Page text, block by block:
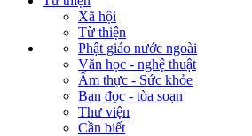
Xã hội
Từ thiện
Phật giáo nước ngoài
Văn học - nghệ thuật
Ẩm thực - Sức khỏe
Bạn đọc - tòa soạn
Thư viện
Cần biết